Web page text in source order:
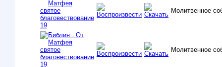
Молитвенное
Молитвенное